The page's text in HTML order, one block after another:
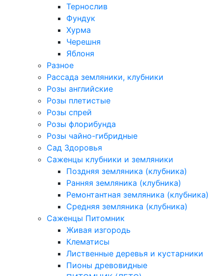
Тернослив
Фундук
Хурма
Черешня
Яблоня
Разное
Рассада земляники, клубники
Розы английские
Розы плетистые
Розы спрей
Розы флорибунда
Розы чайно-гибридные
Сад Здоровья
Саженцы клубники и земляники
Поздняя земляника (клубника)
Ранняя земляника (клубника)
Ремонтантная земляника (клубника)
Средняя земляника (клубника)
Саженцы Питомник
Живая изгородь
Клематисы
Лиственные деревья и кустарники
Пионы древовидные